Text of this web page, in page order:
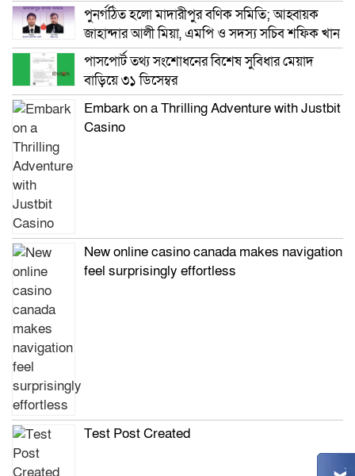
পুনর্গঠিত হলো মাদারীপুর বণিক সমিতি; আহ্বায়ক
জাহান্দার আলী মিয়া, এমপি ও সদস্য সচিব শফিক খান
পাসপোর্ট তথ্য সংশোধনের বিশেষ সুবিধার মেয়াদ
বাড়িয়ে ৩১ ডিসেম্বর
Embark on a Thrilling Adventure with Justbit
Casino
New online casino canada makes navigation
feel surprisingly effortless
Test Post Created